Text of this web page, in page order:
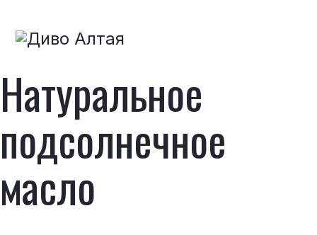
Натуральное
подсолнечное
масло